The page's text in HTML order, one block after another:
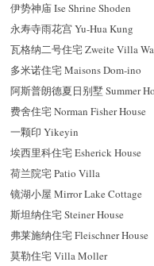
伊势神庙 Ise Shrine Shoden
永寿寺雨花宫 Yu-Hua Kung
瓦格纳二号住宅 Zweite Villa
多米诺住宅 Maisons Dom-ino
阿斯普朗德夏日别墅 Summer
费舍住宅 Norman Fisher House
一颗印 Yikeyin
埃西里科住宅 Esherick House
荷兰院宅 Patio Villa
镜湖小屋 Mirror Lake Cottage
斯坦纳住宅 Steiner House
弗莱施纳住宅 Fleischner House
莫勒住宅 Villa Moller